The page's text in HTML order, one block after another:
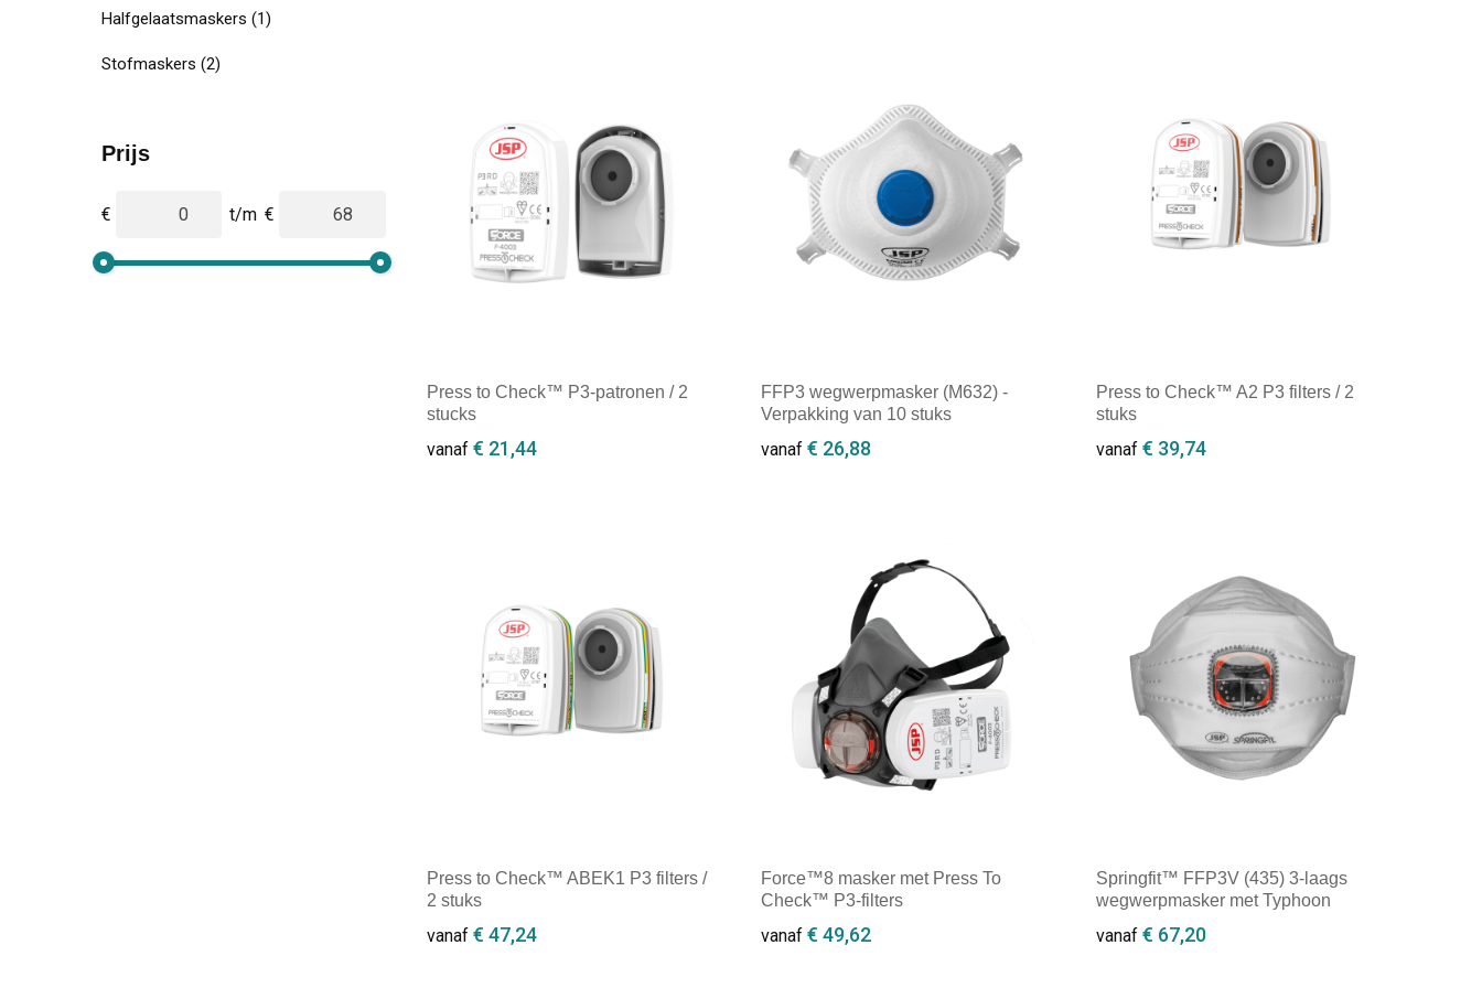
Halfgelaatsmaskers (1)
Stofmaskers (2)
Prijs
€ t/m €
Press to Check™ P3-patronen / 2
stucks
vanaf € 21,44
FFP3 wegwerpmasker (M632) -
Verpakking van 10 stuks
vanaf€ 26,88
Minimale afname: 1
Press to Check™ A2 P3 filters / 2
stuks
vanaf € 39,74
Press to Check™ ABEK1 P3 filters /
2 stuks
vanaf € 47,24
Force™8 masker met Press To
Check™ P3-filters
vanaf€ 49,62
Springfit™ FFP3V (435) 3-laags
wegwerpmasker met Typhoon
vanaf € 67,20